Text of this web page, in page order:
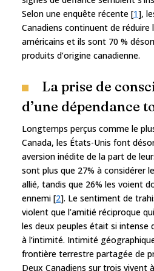
Selon une enquête récente [1],
Canadiens continuent de réduire
américains et ils sont 70 %
produits d’origine canadienne.
La prise de
d’une dépendance
Longtemps perçus comme le
Canada, les États-Unis font
aversion inédite de la part de
sont plus que 27% à considérer
allié, tandis que 26% les voient
ennemi [2]. Le sentiment de
violent que l’amitié réciproque
les deux peuples était si intense
à l’intimité. Intimité
frontière terrestre partagée de
Deux Canadiens sur trois vivent